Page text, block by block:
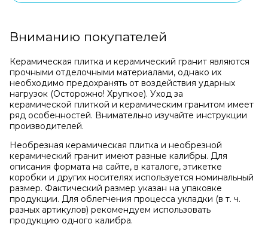
Вниманию покупателей
Керамическая плитка и керамический гранит являются
прочными отделочными материалами, однако их
необходимо предохранять от воздействия ударных
нагрузок (Осторожно! Хрупкое). Уход за
керамической плиткой и керамическим гранитом имеет
ряд особенностей. Внимательно изучайте инструкции
производителей.
Необрезная керамическая плитка и необрезной
керамический гранит имеют разные калибры. Для
описания формата на сайте, в каталоге, этикетке
коробки и других носителях используется номинальный
размер. Фактический размер указан на упаковке
продукции. Для облегчения процесса укладки (в т. ч.
разных артикулов) рекомендуем использовать
продукцию одного калибра.